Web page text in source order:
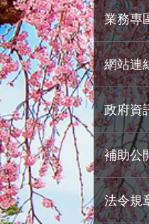
業務專
網站連
政府資
補助公
法令規